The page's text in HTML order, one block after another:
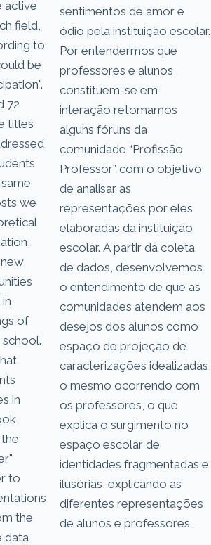
active
field,
to
be
72
titles
we
of
in
to
the
data
sentimentos de amor e
ódio pela instituição escolar.
Por entendermos que
professores e alunos
constituem-se em
interação retomamos
alguns fóruns da
comunidade “Profissão
Professor” com o objetivo
de analisar as
representações por eles
elaboradas da instituição
escolar. A partir da coleta
de dados, desenvolvemos
o entendimento de que as
comunidades atendem aos
desejos dos alunos como
espaço de projeção de
caracterizações idealizadas,
o mesmo ocorrendo com
os professores, o que
explica o surgimento no
espaço escolar de
identidades fragmentadas e
ilusórias, explicando as
diferentes representações
de alunos e professores.